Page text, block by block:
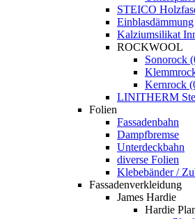
STEICO
Einblasdämmung
Kalziumsilikat
ROCKWOOL
Sonorock
Kernrock
LINITHERM
Folien
Fassadenbahn
Dampfbremse
Unterdeckbahn
diverse Folien
Klebebänder /
Fassadenverkleidung
James Hardie
Hardie